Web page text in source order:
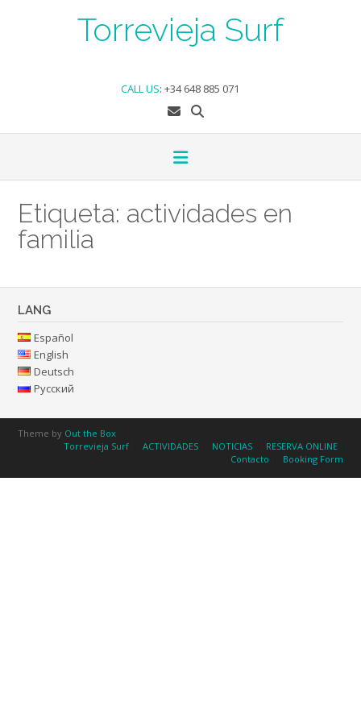
Torrevieja Surf
CALL US: +34 648 885 071
Etiqueta: actividades en
familia
LANG
Español
English
Deutsch
Русский
Theme by Out the Box
Torrevieja Surf
ACTIVIDADES NOTICIAS
RESERVA ONLINE
Contacto
Booking Form